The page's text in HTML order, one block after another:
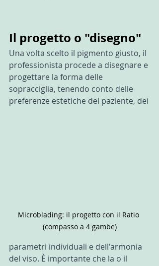
Il progetto o "disegno"
Una volta scelto il pigmento giusto, il
professionista procede a disegnare e
progettare la forma delle
sopracciglia, tenendo conto delle
preferenze estetiche del paziente, dei
Microblading: il progetto con il Ratio
(compasso a 4 gambe)
parametri individuali e dell'armonia
del viso. È importante che la o il